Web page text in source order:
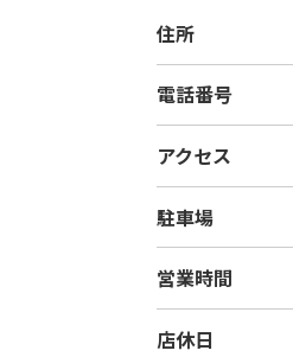
住所
電話番号
アクセス
駐車場
営業時間
店休日